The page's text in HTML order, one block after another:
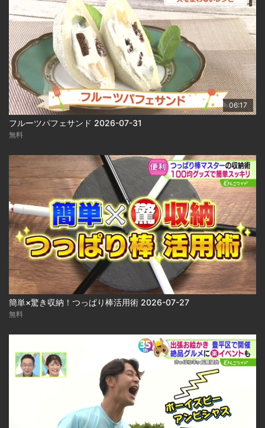
06:17
フルーツパフェサンド 2026-07-31
無料
簡単×驚き収納！つっぱり棒活用術 2026-07-27
無料